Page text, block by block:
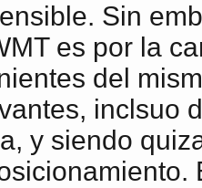
Sin
es por la
del
inclsuo
y siendo